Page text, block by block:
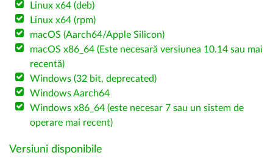
Linux x64 (deb)
Linux x64 (rpm)
macOS (Aarch64/Apple Silicon)
macOS x86_64 (Este necesară versiunea 10.14 sau mai
recentă)
Windows (32 bit, deprecated)
Windows Aarch64
Windows x86_64 (este necesar 7 sau un sistem de
operare mai recent)
Versiuni disponibile